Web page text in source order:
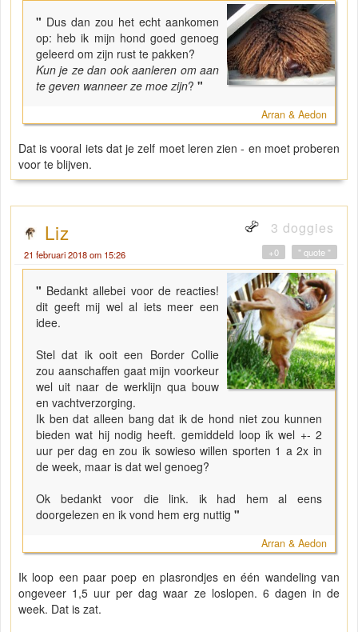
" Dus dan zou het echt aankomen
op: heb ik mijn hond goed genoeg
geleerd om zijn rust te pakken?
Kun je ze dan ook aanleren om aan
te geven wanneer ze moe zijn? "
Arran & Aedon
Dat is vooral iets dat je zelf moet leren zien - en moet proberen
voor te blijven.
Liz 3 doggies
21 februari 2018 om 15:26 " quote "
+0
" Bedankt allebei voor de reacties!
dit geeft mij wel al iets meer een
idee.
Stel dat ik ooit een Border Collie
zou aanschaffen gaat mijn voorkeur
wel uit naar de werklijn qua bouw
en vachtverzorging.
Ik ben dat alleen bang dat ik de hond niet zou kunnen
bieden wat hij nodig heeft. gemiddeld loop ik wel +- 2
uur per dag en zou ik sowieso willen sporten 1 a 2x in
de week, maar is dat wel genoeg?
Ok bedankt voor die link. ik had hem al eens
doorgelezen en ik vond hem erg nuttig "
Arran & Aedon
Ik loop een paar poep en plasrondjes en één wandeling van
ongeveer 1,5 uur per dag waar ze loslopen. 6 dagen in de
week. Dat is zat.